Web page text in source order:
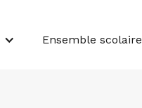
Ensemble scolaire